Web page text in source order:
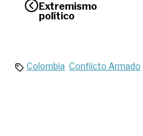
Extremismo
político
Colombia Conflicto Armado